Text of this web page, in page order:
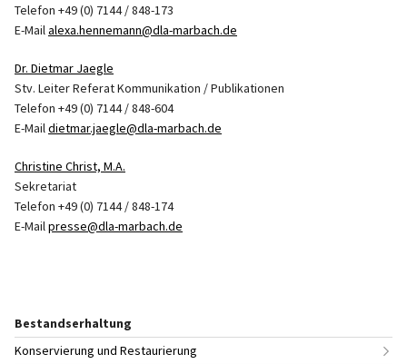
Telefon +49 (0) 7144 / 848-173
E-Mailalexa.hennemann@dla-marbach.de
Dr. Dietmar Jaegle
Stv. Leiter Referat Kommunikation / Publikationen
Telefon +49 (0) 7144 / 848-604
E-Maildietmar.jaegle@dla-marbach.de
Christine Christ, M.A.
Sekretariat
Telefon +49 (0) 7144 / 848-174
E-Mailpresse@dla-marbach.de
Bestandserhaltung
Konservierung und Restaurierung